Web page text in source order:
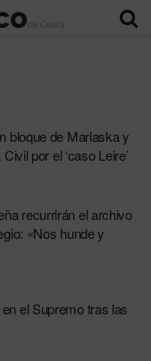
bloque de Marlaska y
por el ‘caso Leire’
recurrirán el archivo
«Nos hunde y
el Supremo tras las